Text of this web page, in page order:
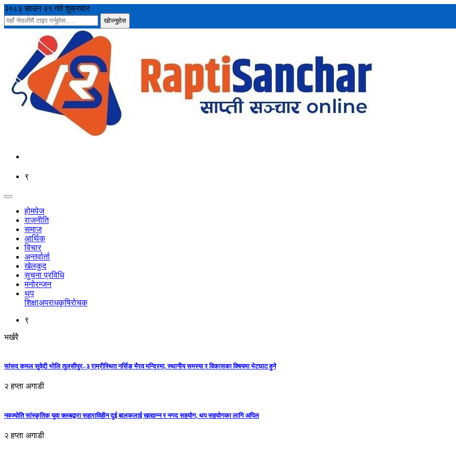
२०८३ साउन २१ गते शुक्रवार
९
होमपेज
राजनीति
समाज
आर्थिक
विचार
अन्तर्वार्ता
खेलकुद
सुचना प्रविधि
मनोरन्जन
थप
शिक्षाअपराधकृषिरोचक
९
भर्खरै
सांसद कमल सुवेदी भोलि तुलसीपुर–३ राम्रीस्थित नर्सिङ भैरव मन्दिरमा, स्थानीय समस्या र विकासका विषयमा भेटघाट हुने
२ हप्ता अगाडी
नवज्योति सांस्कृतिक युवा क्लबद्वारा सहाराविहीन दुई बालकलाई खाद्यान्न र नगद सहयोग, थप सहयोगका लागि अपिल
२ हप्ता अगाडी